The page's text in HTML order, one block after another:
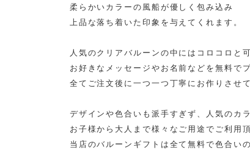
柔らかいカラーの風船が優しく包み込み
上品な落ち着いた印象を与えてくれます。
人気のクリアバルーンの中にはコロコロと
お好きなメッセージやお名前などを無料で
全てご注文後に一つ一つ丁寧にお作りさせ
デザインや色合いも派手すぎず、人気のカ
お子様から大人まで様々なご用途でご利用
当店のバルーンギフトは全て無料で色合い